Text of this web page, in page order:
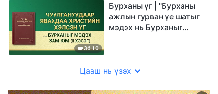
36:10
Бурханы үг | "Бурханы
ажлын гурван үе шатыг
мэдэх нь Бурханыг
Цааш нь үзэх